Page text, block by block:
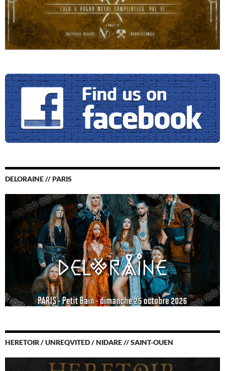
DELORAINE // PARIS
HERETOIR / UNREQVITED / NIDARE // SAINT-OUEN